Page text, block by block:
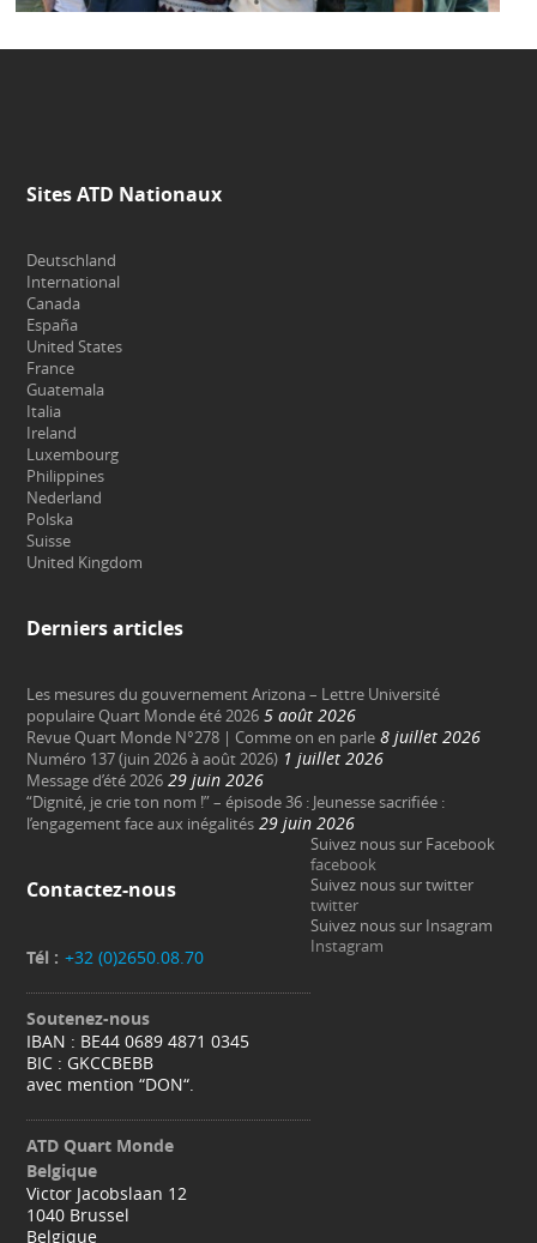
Sites ATD Nationaux
Deutschland
International
Canada
España
United States
France
Guatemala
Italia
Ireland
Luxembourg
Philippines
Nederland
Polska
Suisse
United Kingdom
Derniers articles
Les mesures du gouvernement Arizona – Lettre Université
populaire Quart Monde été 2026 5 août 2026
Revue Quart Monde N°278 | Comme on en parle 8 juillet 2026
Numéro 137 (juin 2026 à août 2026) 1 juillet 2026
Message d’été 2026 29 juin 2026
“Dignité, je crie ton nom !” – épisode 36 : Jeunesse sacrifiée :
l’engagement face aux inégalités 29 juin 2026
Contactez-nous
Tél : +32 (0)2650.08.70
Soutenez-nous
IBAN : BE44 0689 4871 0345
BIC : GKCCBEBB
avec mention “DON“.
ATD Quart Monde
Belgique
Victor Jacobslaan 12
1040 Brussel
Belgique
Suivez nous sur Facebook
facebook
Suivez nous sur twitter
twitter
Suivez nous sur Insagram
Instagram